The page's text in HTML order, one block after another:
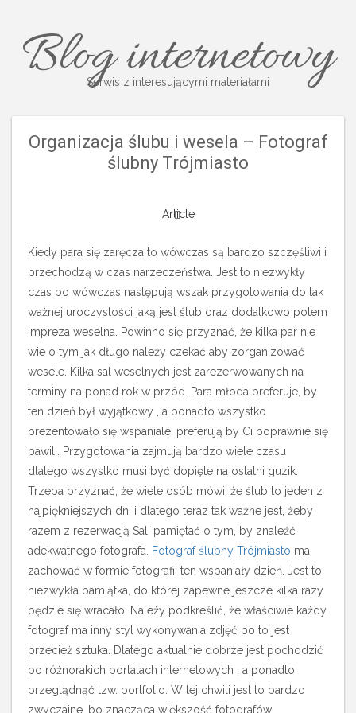
Blog internetowy
Serwis z interesującymi materiałami
Organizacja ślubu i wesela – Fotograf
ślubny Trójmiasto
Article
Kiedy para się zaręcza to wówczas są bardzo szczęśliwi i
przechodzą w czas narzeczeństwa. Jest to niezwykły
czas bo wówczas następują wszak przygotowania do tak
ważnej uroczystości jaką jest ślub oraz dodatkowo potem
impreza weselna. Powinno się przyznać, że kilka par nie
wie o tym jak długo należy czekać aby zorganizować
wesele. Kilka sal weselnych jest zarezerwowanych na
terminy na ponad rok w przód. Para młoda preferuje, by
ten dzień był wyjątkowy , a ponadto wszystko
prezentowało się wspaniale, preferują by Ci poprawnie się
bawili. Przygotowania zajmują bardzo wiele czasu
dlatego wszystko musi być dopięte na ostatni guzik.
Trzeba przyznać, że wiele osób mówi, że ślub to jeden z
najpiękniejszych dni i dlatego teraz tak ważne jest, żeby
razem z rezerwacją Sali pamiętać o tym, by znaleźć
adekwatnego fotografa.
Fotograf ślubny Trójmiasto ma
zachować w formie fotografii ten wspaniały dzień. Jest to
niezwykła pamiątka, do której zapewne jeszcze kilka razy
będzie się wracało. Należy podkreślić, że właściwie każdy
fotograf ma inny styl wykonywania zdjęć bo to jest
przecież sztuka. Dlatego aktualnie dobrze jest pochodzić
po różnorakich portalach internetowych , a ponadto
przeglądnąć tzw. portfolio. W tej chwili jest to bardzo
zwyczajne, bo znacząca większość fotografów